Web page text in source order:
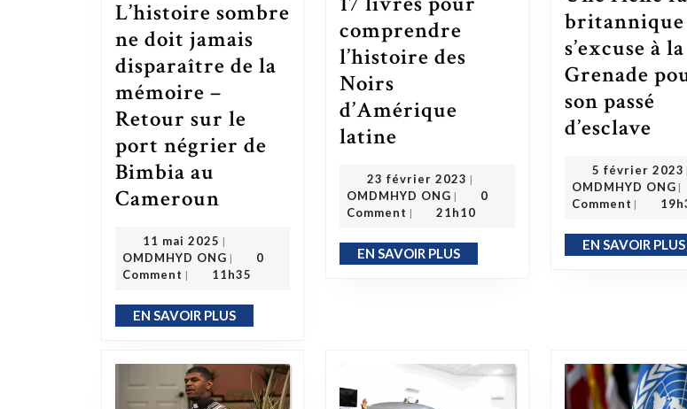
L’histoire sombre
ne doit jamais
disparaître de la
mémoire –
Retour sur le
port négrier de
Bimbia au
Cameroun
11 mai 2025 11 mai 2025
|
OMDMHYD ONG |
0
Comment | 11h35
EN SAVOIR PLUSEN SAVOIR PLUS
comprendre
l’histoire des
Noirs
d’Amérique
latine 17 livres pour comprendre l’histoire des Noirs d’Amérique latine
23 février 2023 23 février 2023
|
OMDMHYD ONG
OMDMHYD ONG
|
0
Comment | 21h10
EN SAVOIR PLUSEN SAVOIR PLUS
britannique
s’excuse à la
Grenade
son passé
d’esclaveUne riche famille britannique
5 février 2023
OMDMHYD ONG |
Comment |
EN SAVOIR PLUS